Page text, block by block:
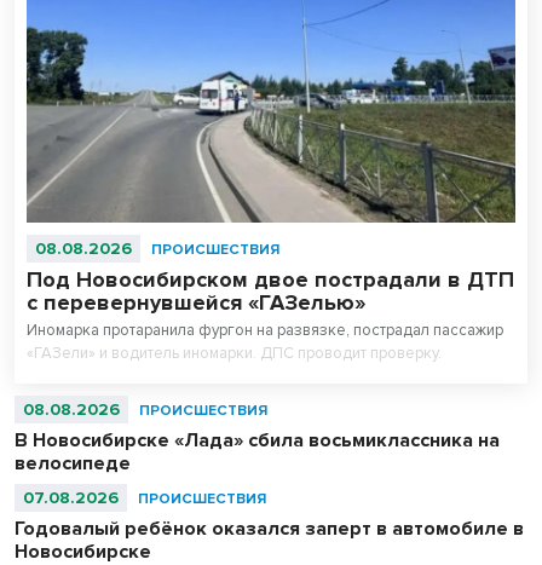
08.08.2026 ПРОИСШЕСТВИЯ
Под Новосибирском двое пострадали в ДТП
с перевернувшейся «ГАЗелью»
Иномарка протаранила фургон на развязке, пострадал пассажир
«ГАЗели» и водитель иномарки. ДПС проводит проверку.
08.08.2026 ПРОИСШЕСТВИЯ
В Новосибирске «Лада» сбила восьмиклассника на
велосипеде
07.08.2026 ПРОИСШЕСТВИЯ
Годовалый ребёнок оказался заперт в автомобиле в
Новосибирске